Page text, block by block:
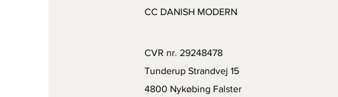
CC DANISH MODERN
CVR nr. 29248478
Tunderup Strandvej 15
4800 Nykøbing Falster